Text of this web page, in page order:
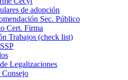
de adopción
Sec. Público
Cert. Firma
Trabajos (check list)
Legalizaciones
Consejo